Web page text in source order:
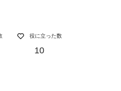
役に立った数
10